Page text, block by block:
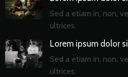
Sed a etiam in, non,
ultrices.
Lorem ipsum dolor
Sed a etiam in, non,
ultrices.